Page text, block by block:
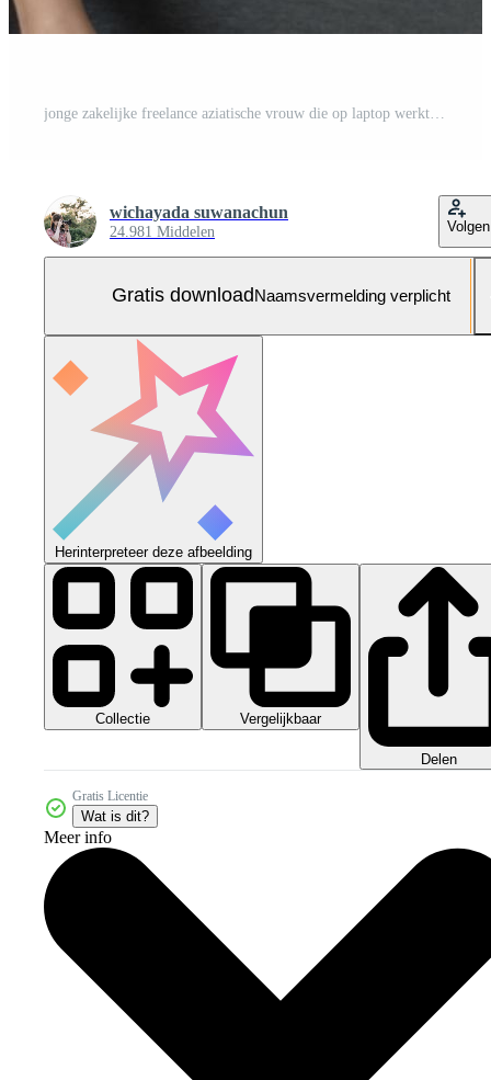
wichayada suwanachun
24.981 Middelen Volgen
Gratis downloadNaamsvermelding verplicht
Herinterpreteer deze afbeelding
Collectie Vergelijkbaar
Delen
Gratis Licentie
Wat is dit?
Meer info